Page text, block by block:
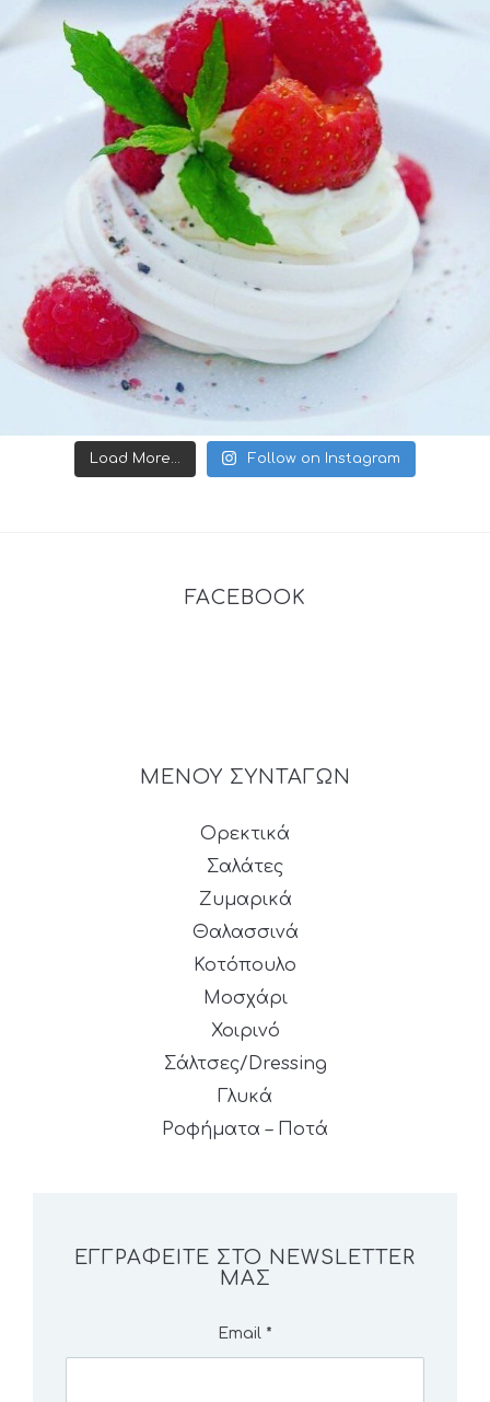
Load More... Follow on Instagram
FACEBOOK
ΜΕΝΟΥ ΣΥΝΤΑΓΩΝ
Ορεκτικά
Σαλάτες
Ζυμαρικά
Θαλασσινά
Κοτόπουλο
Μοσχάρι
Χοιρινό
Σάλτσες/Dressing
Γλυκά
Ροφήματα – Ποτά
ΕΓΓΡΑΦΕΊΤΕ ΣΤΟ NEWSLETTER
ΜΑΣ
Email *